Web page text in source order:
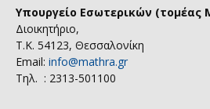
Υπουργείο Εσωτερικών (τομέας
Διοικητήριο,
Τ.Κ. 54123, Θεσσαλονίκη
Email: info@mathra.gr
Τηλ. : 2313-501100